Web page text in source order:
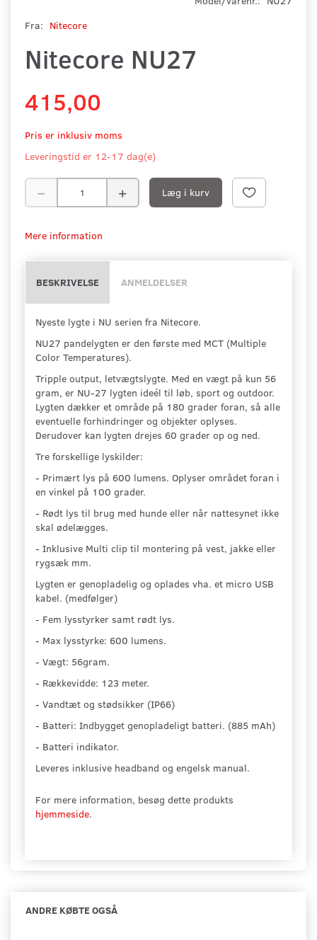
Fra: Nitecore
Nitecore NU27
415,00
Pris er inklusiv moms
Leveringstid er 12-17 dag(e)
Læg i kurv
Mere information
BESKRIVELSE ANMELDELSER
Nyeste lygte i NU serien fra Nitecore.
NU27 pandelygten er den første med MCT (Multiple
Color Temperatures).
Tripple output, letvægtslygte. Med en vægt på kun 56
gram, er NU-27 lygten ideél til løb, sport og outdoor.
Lygten dækker et område på 180 grader foran, så alle
eventuelle forhindringer og objekter oplyses.
Derudover kan lygten drejes 60 grader op og ned.
Tre forskellige lyskilder:
- Primært lys på 600 lumens. Oplyser området foran i
en vinkel på 100 grader.
- Rødt lys til brug med hunde eller når nattesynet ikke
skal ødelægges.
- Inklusive Multi clip til montering på vest, jakke eller
rygsæk mm.
Lygten er genopladelig og oplades vha. et micro USB
kabel. (medfølger)
- Fem lysstyrker samt rødt lys.
- Max lysstyrke: 600 lumens.
- Vægt: 56gram.
- Rækkevidde: 123 meter.
- Vandtæt og stødsikker (IP66)
- Batteri: Indbygget genopladeligt batteri. (885 mAh)
- Batteri indikator.
Leveres inklusive headband og engelsk manual.
For mere information, besøg dette produkts
hjemmeside.
ANDRE KØBTE OGSÅ